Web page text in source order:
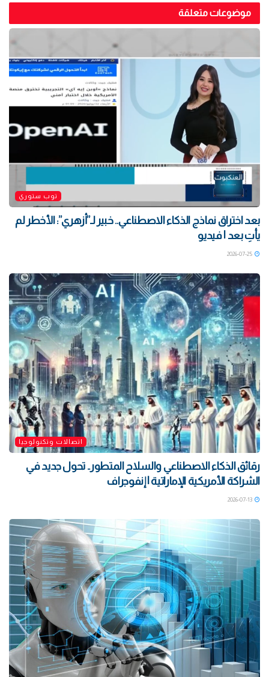
موضوعات متعلقة
توب ستوري
بعد اختراق نماذج الذكاء الاصطناعي.. خبير لـ”أزهري”: الأخطر لم
يأتِ بعد | فيديو
اتصالات وتكنولوجيا
رقائق الذكاء الاصطناعي والسلاح المتطور.. تحول جديد في
الشراكة الأمريكية الإماراتية | إنفوجراف